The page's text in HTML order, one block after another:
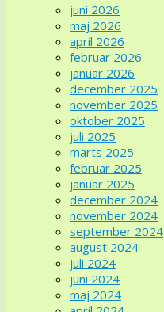
juni 2026
maj 2026
april 2026
februar 2026
januar 2026
december 2025
november 2025
oktober 2025
juli 2025
marts 2025
februar 2025
januar 2025
december 2024
november 2024
september 2024
august 2024
juli 2024
juni 2024
maj 2024